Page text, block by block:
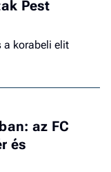
Pest
a korabeli elit
az FC
és